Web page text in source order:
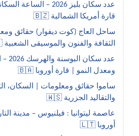
عدد سكان بليز 2026 –
قارة أمريكا الشمالية 🇧🇿
ساحل العاج (كوت ديفوار) حقائق
الثقافة والفنون والموسيقى الشعبية 🇨🇮
عدد
ومعدل النمو | قارة أوروبا 🇧🇦
ساموا حقائق ومعلومات | السكان،
والتقاليد الجزرية 🇼🇸
عاصمة ليتوانيا : فيلنيوس – مدينة
أوروبا 🇱🇹